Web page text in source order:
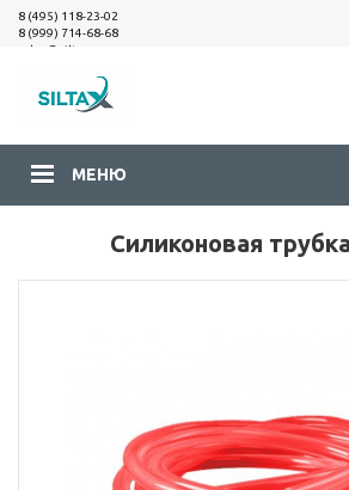
8 (495) 118-23-02
8 (999) 714-68-68
sales@siltax.ru
МЕНЮ
Силиконовая